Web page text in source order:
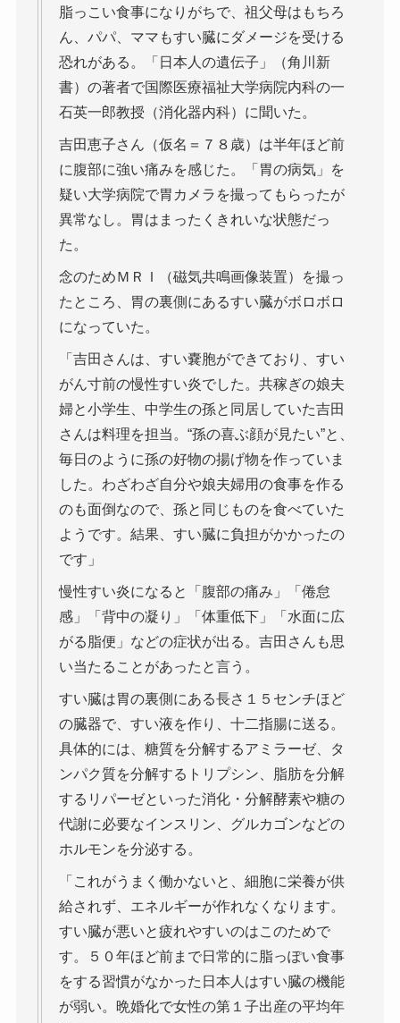
脂っこい食事になりがちで、祖父母はもちろ
ん、パパ、ママもすい臓にダメージを受ける
恐れがある。「日本人の遺伝子」（角川新
書）の著者で国際医療福祉大学病院内科の一
石英一郎教授（消化器内科）に聞いた。
吉田恵子さん（仮名＝７８歳）は半年ほど前
に腹部に強い痛みを感じた。「胃の病気」を
疑い大学病院で胃カメラを撮ってもらったが
異常なし。胃はまったくきれいな状態だっ
た。
念のためＭＲＩ（磁気共鳴画像装置）を撮っ
たところ、胃の裏側にあるすい臓がボロボロ
になっていた。
「吉田さんは、すい嚢胞ができており、すい
がん寸前の慢性すい炎でした。共稼ぎの娘夫
婦と小学生、中学生の孫と同居していた吉田
さんは料理を担当。“孫の喜ぶ顔が見たい”と、
毎日のように孫の好物の揚げ物を作っていま
した。わざわざ自分や娘夫婦用の食事を作る
のも面倒なので、孫と同じものを食べていた
ようです。結果、すい臓に負担がかかったの
です」
慢性すい炎になると「腹部の痛み」「倦怠
感」「背中の凝り」「体重低下」「水面に広
がる脂便」などの症状が出る。吉田さんも思
い当たることがあったと言う。
すい臓は胃の裏側にある長さ１５センチほど
の臓器で、すい液を作り、十二指腸に送る。
具体的には、糖質を分解するアミラーゼ、タ
ンパク質を分解するトリプシン、脂肪を分解
するリパーゼといった消化・分解酵素や糖の
代謝に必要なインスリン、グルカゴンなどの
ホルモンを分泌する。
「これがうまく働かないと、細胞に栄養が供
給されず、エネルギーが作れなくなります。
すい臓が悪いと疲れやすいのはこのためで
す。５０年ほど前まで日常的に脂っぽい食事
をする習慣がなかった日本人はすい臓の機能
が弱い。晩婚化で女性の第１子出産の平均年